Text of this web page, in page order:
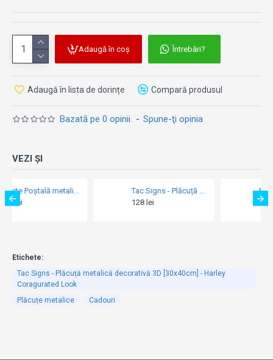
Bazată pe 0 opinii. - Spune-ţi opinia
Adaugă în coș Întrebări?
Adaugă în lista de dorințe Compară produsul
VEZI ȘI
Etichete:
Tac Signs - Plăcuță metalică decorativă 3D [30x40cm] - Harley
Coragurated Look
Plăcuțe metalice
Cadouri